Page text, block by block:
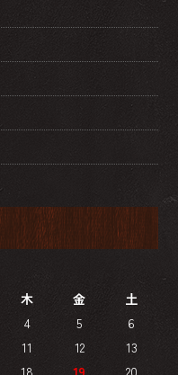
木 金
土
4 5
6
11 12
13